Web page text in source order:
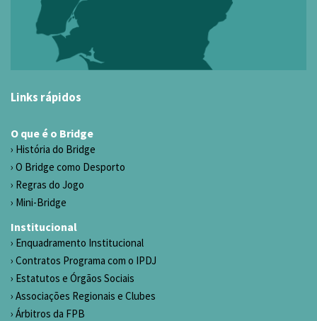
Links rápidos
O que é o Bridge
História do Bridge
O Bridge como Desporto
Regras do Jogo
Mini-Bridge
Institucional
Enquadramento Institucional
Contratos Programa com o IPDJ
Estatutos e Órgãos Sociais
Associações Regionais e Clubes
Árbitros da FPB